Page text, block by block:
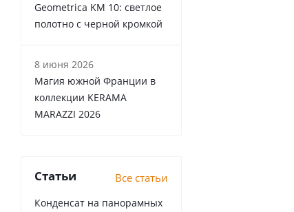
Geometrica KM 10: светлое
полотно с черной кромкой
8 июня 2026
Магия южной Франции в
коллекции KERAMA
MARAZZI 2026
Статьи Все статьи
Конденсат на панорамных